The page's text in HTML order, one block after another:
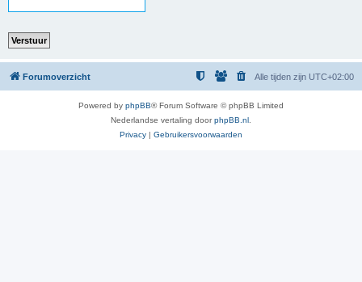
Forumoverzicht Alle tijden zijn UTC+02:00
Powered by phpBB® Forum Software © phpBB Limited
Nederlandse vertaling doorphpBB.nl
Privacy | Gebruikersvoorwaarden